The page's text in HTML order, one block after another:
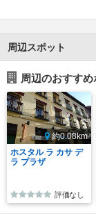
周辺スポット
周辺のおすす
約0.08km
ホスタル ラ カサ デ
ラ プラザ
評価なし